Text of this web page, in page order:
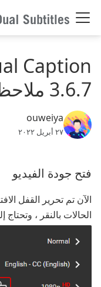
Caption
3.6.7 ملاحظات التحديث
ouweiya
٢٧ أبريل ٢٠٢٢
فتح جودة الفيديو
الآن تم تحرير القفل
الحالات بالنقر ،